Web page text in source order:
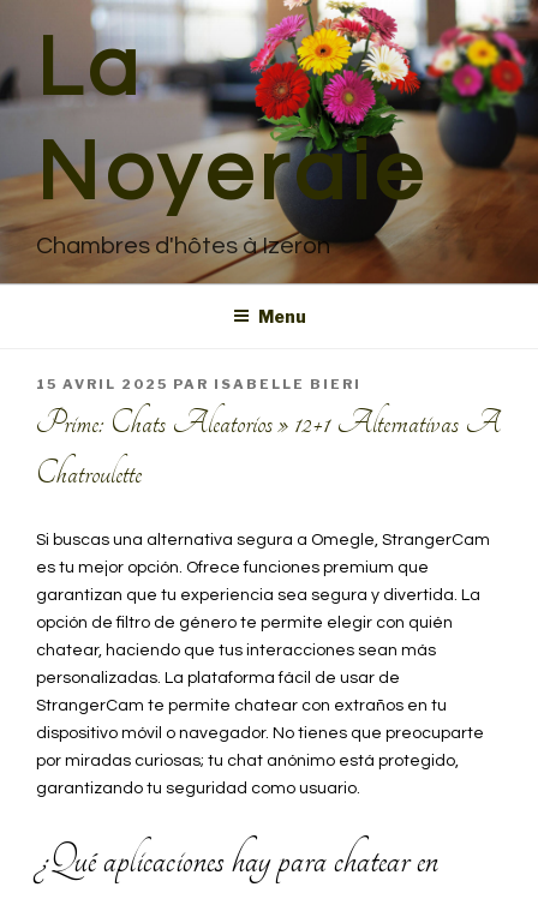
contenu
principalLa
Noyeraie
Chambres d'hôtes à Izeron
Menu
PUBLIÉ
LE
15 AVRIL 2025 PAR ISABELLE BIERI
Prime: Chats Aleatorios » 12+1 Alternativas A
Chatroulette
Si buscas una alternativa segura a Omegle, StrangerCam
es tu mejor opción. Ofrece funciones premium que
garantizan que tu experiencia sea segura y divertida. La
opción de filtro de género te permite elegir con quién
chatear, haciendo que tus interacciones sean más
personalizadas. La plataforma fácil de usar de
StrangerCam te permite chatear con extraños en tu
dispositivo móvil o navegador. No tienes que preocuparte
por miradas curiosas; tu chat anónimo está protegido,
garantizando tu seguridad como usuario.
¿Qué aplicaciones hay para chatear en